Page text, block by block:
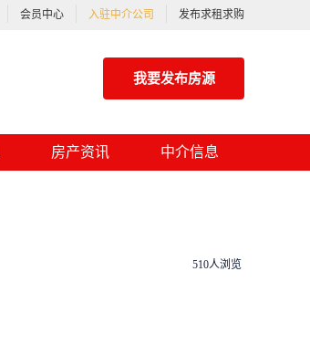
会员中心 入驻中介公司 发布求租求购
我要发布房源
房产资讯 中介信息
510人浏览